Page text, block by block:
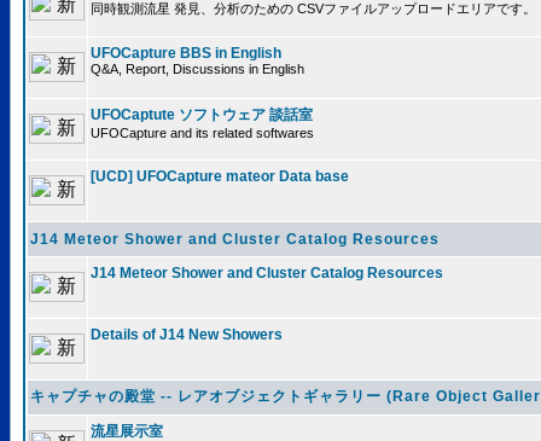
同時観測流星 発見、分析のための CSVファイルアップロードエリアです。
UFOCapture BBS in English
Q&A, Report, Discussions in English
UFOCaptute ソフトウェア 談話室
UFOCapture and its related softwares
[UCD] UFOCapture mateor Data base
J14 Meteor Shower and Cluster Catalog Resources
J14 Meteor Shower and Cluster Catalog Resources
Details of J14 New Showers
キャプチャの殿堂 -- レアオブジェクトギャラリー (Rare Object
流星展示室